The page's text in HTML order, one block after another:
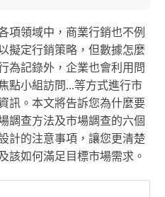
項領域中，商業行銷也不例
擬定行銷策略，但數據怎麼
為記錄外，企業也會利用問
點小組訪問...等方式進行市
訊。本文將告訴您為什麼要
調查方法及市場調查的六個
計的注意事項，讓您更清楚
該如何滿足目標市場需求。